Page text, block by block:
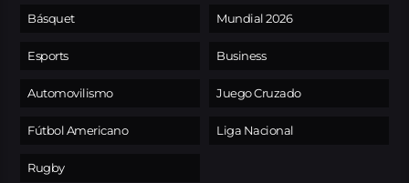
Básquet
Esports
Automovilismo
Fútbol Americano
Rugby
Mundial 2026
Business
Juego Cruzado
Liga Nacional